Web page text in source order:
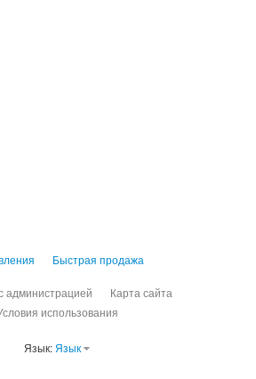
Быстрая продажа
администрацией
Карта сайта
использования
Язык: Язык